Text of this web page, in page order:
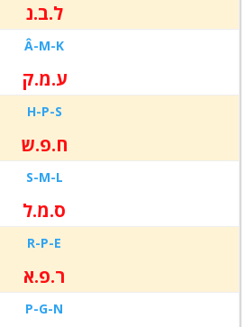
ל.ב.נ
Â-M-K
ע.מ.ק
H-P-S
ח.פ.ש
S-M-L
ס.מ.ל
R-P-E
ר.פ.א
P-G-N